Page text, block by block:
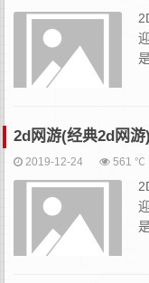
2d网游(经典2d网游)
2019-12-24 561 ℃